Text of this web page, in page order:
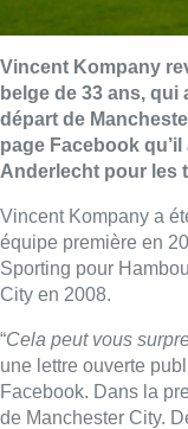
Vincent Kompany
belge de 33 ans,
départ de
page Facebook
Anderlecht pour les
Vincent Kompany a
équipe première en
Sporting pour
City en 2008.
“Cela peut vous
une lettre ouverte
Facebook. Dans la
de Manchester City.